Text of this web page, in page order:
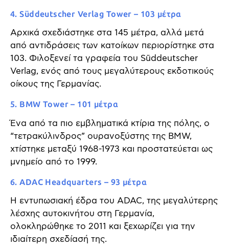
4. Süddeutscher Verlag Tower – 103 μέτρα
Αρχικά σχεδιάστηκε στα 145 μέτρα, αλλά μετά
από αντιδράσεις των κατοίκων περιορίστηκε στα
103. Φιλοξενεί τα γραφεία του Süddeutscher
Verlag, ενός από τους μεγαλύτερους εκδοτικούς
οίκους της Γερμανίας.
5. BMW Tower – 101 μέτρα
Ένα από τα πιο εμβληματικά κτίρια της πόλης, ο
“τετρακύλινδρος” ουρανοξύστης της BMW,
χτίστηκε μεταξύ 1968-1973 και προστατεύεται ως
μνημείο από το 1999.
6. ADAC Headquarters – 93 μέτρα
Η εντυπωσιακή έδρα του ADAC, της μεγαλύτερης
λέσχης αυτοκινήτου στη Γερμανία,
ολοκληρώθηκε το 2011 και ξεχωρίζει για την
ιδιαίτερη σχεδίασή της.